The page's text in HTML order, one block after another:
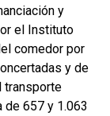
y
el Instituto
comedor por
y de
transporte
de 657 y 1.063